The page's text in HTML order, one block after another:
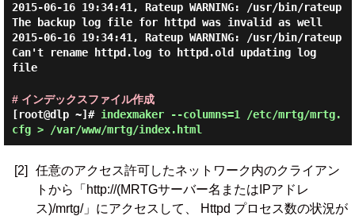
2015-06-16 19:34:41, Rateup WARNING: /usr/bin/rateup
The backup log file for httpd was invalid as well
2015-06-16 19:34:41, Rateup WARNING: /usr/bin/rateup
Can't rename httpd.log to httpd.old updating log
file
# インデックスファイル作成
[root@dlp ~]# indexmaker --columns=1 /etc/mrtg/mrtg.
cfg > /var/www/mrtg/index.html
[2]
任意のアクセス許可したネットワーク内のクライアン
トから「http://(MRTGサーバー名またはIPアドレ
ス)/mrtg/」にアクセスして、 Httpd プロセス数の状況が